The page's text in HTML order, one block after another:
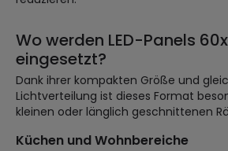
Wo werden LED-Panels
eingesetzt?
Dank ihrer kompakten Größe und
Lichtverteilung ist dieses Format
kleinen oder länglich geschnittenen
Küchen und Wohnbereiche